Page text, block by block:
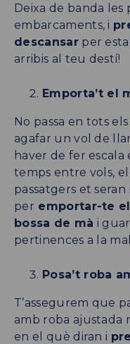
Deixa de banda les
embarcaments, i
descansarper
arribis al teu destí!
Emporta’t el
No passa en tots
agafar un vol de
haver de fer
temps entre vols,
passatgers et
per emportar-te
bossa de mà i
pertinences a la
Posa’t roba
T’assegurem que
amb roba ajustada
en el què diran i